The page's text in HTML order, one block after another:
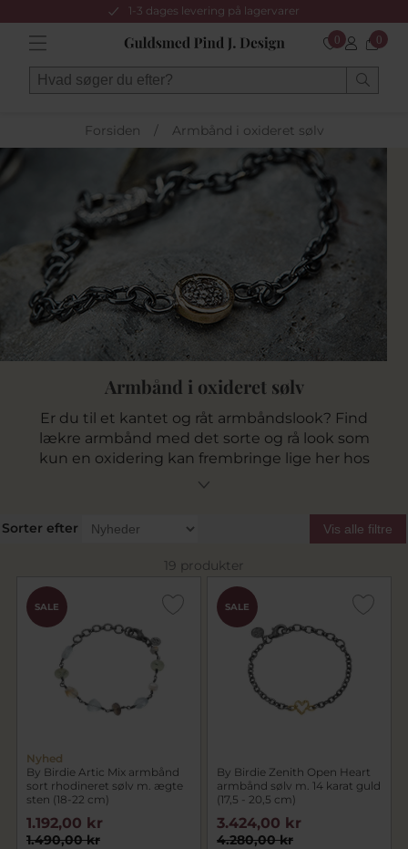
1-3 dages levering på lagervarer
0 0
Forsiden / Armbånd i oxideret sølv
Armbånd i oxideret sølv
Er du til et kantet og råt armbåndslook? Find
lækre armbånd med det sorte og rå look som
kun en oxidering kan frembringe lige her hos
pindj.dk. Med mærker som By Birdie, Heiring og
til dig, uanset om du vil have et ukompliceret
basisarmbånd eller er ude efter en rigtig
showstopper.
Se vores udvalg lige her.
Sorter efter Vis alle filtre
19 produkter
SALE
Nyhed
By Birdie Artic Mix armbånd
sort rhodineret sølv m. ægte
sten (18-22 cm)
1.490,00 kr
1.192,00 kr
SALE
By Birdie Zenith Open Heart
armbånd sølv m. 14 karat guld
(17,5 - 20,5 cm)
4.280,00 kr
3.424,00 kr